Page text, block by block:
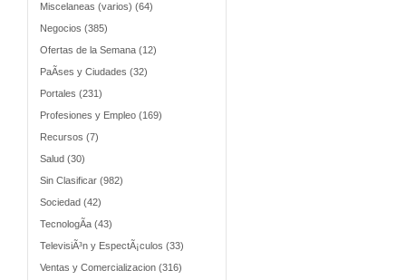
Miscelaneas (varios) (64)
Negocios (385)
Ofertas de la Semana (12)
PaÃ­ses y Ciudades (32)
Portales (231)
Profesiones y Empleo (169)
Recursos (7)
Salud (30)
Sin Clasificar (982)
Sociedad (42)
TecnologÃ­a (43)
TelevisiÃ³n y EspectÃ¡culos (33)
Ventas y Comercializacion (316)